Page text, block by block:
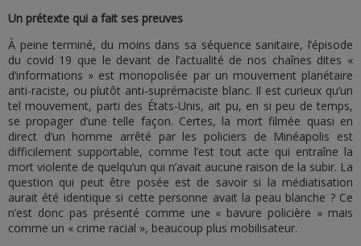
Un prétexte qui a fait ses preuves
À peine terminé, du moins dans sa séquence sanitaire, l’épisode
du covid 19 que le devant de l’actualité de nos chaînes dites «
d’informations » est monopolisée par un mouvement planétaire
anti-raciste, ou plutôt anti-suprémaciste blanc. Il est curieux qu’un
tel mouvement, parti des États-Unis, ait pu, en si peu de temps,
se propager d’une telle façon. Certes, la mort filmée quasi en
direct d’un homme arrêté par les policiers de Minéapolis est
difficilement supportable, comme l’est tout acte qui entraîne la
mort violente de quelqu’un qui n’avait aucune raison de la subir. La
question qui peut être posée est de savoir si la médiatisation
aurait été identique si cette personne avait la peau blanche ? Ce
n’est donc pas présenté comme une « bavure policière » mais
comme un « crime racial », beaucoup plus mobilisateur.